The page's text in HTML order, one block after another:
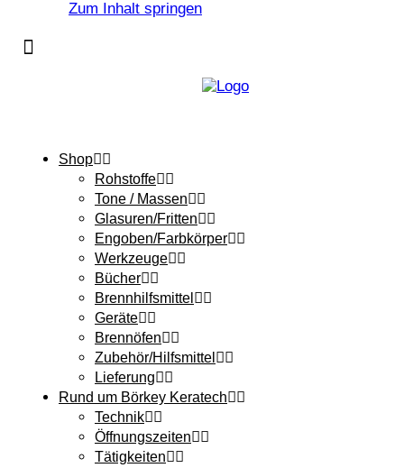
Zum Inhalt springen
Shop
Rohstoffe
Tone / Massen
Glasuren/Fritten
Engoben/Farbkörper
Werkzeuge
Bücher
Brennhilfsmittel
Geräte
Brennöfen
Zubehör/Hilfsmittel
Lieferung
Rund um Börkey Keratech
Technik
Öffnungszeiten
Tätigkeiten